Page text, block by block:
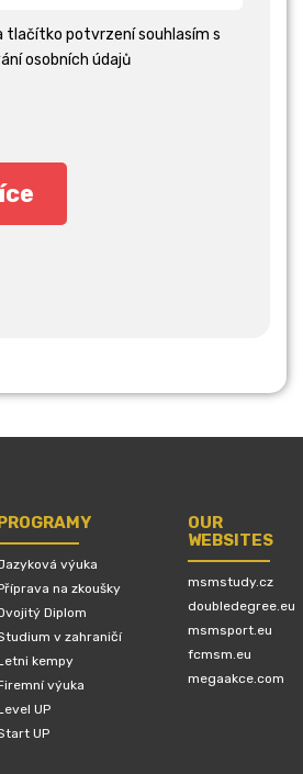
tlačítko potvrzení souhlasím s
osobních údajů
výuka
na zkoušky
Diplom
v zahraničí
kempy
výuka
UP
UP
OUR
WEBSITES
msmstudy.cz
doubledegree.eu
msmsport.eu
fcmsm.eu
megaakce.com